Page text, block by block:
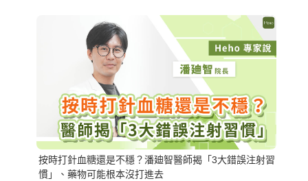
按時打針血糖還是不穩？潘廸智醫師揭「3大錯誤注射習
慣」、藥物可能根本沒打進去